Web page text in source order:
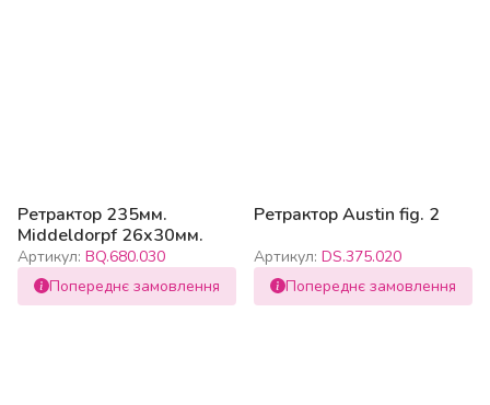
Ретрактор 235мм.
Middeldorpf 26x30мм.
Артикул: BQ.680.030
Попереднє замовлення
Ретрактор Austin fig. 2
Артикул: DS.375.020
Попереднє замовлення